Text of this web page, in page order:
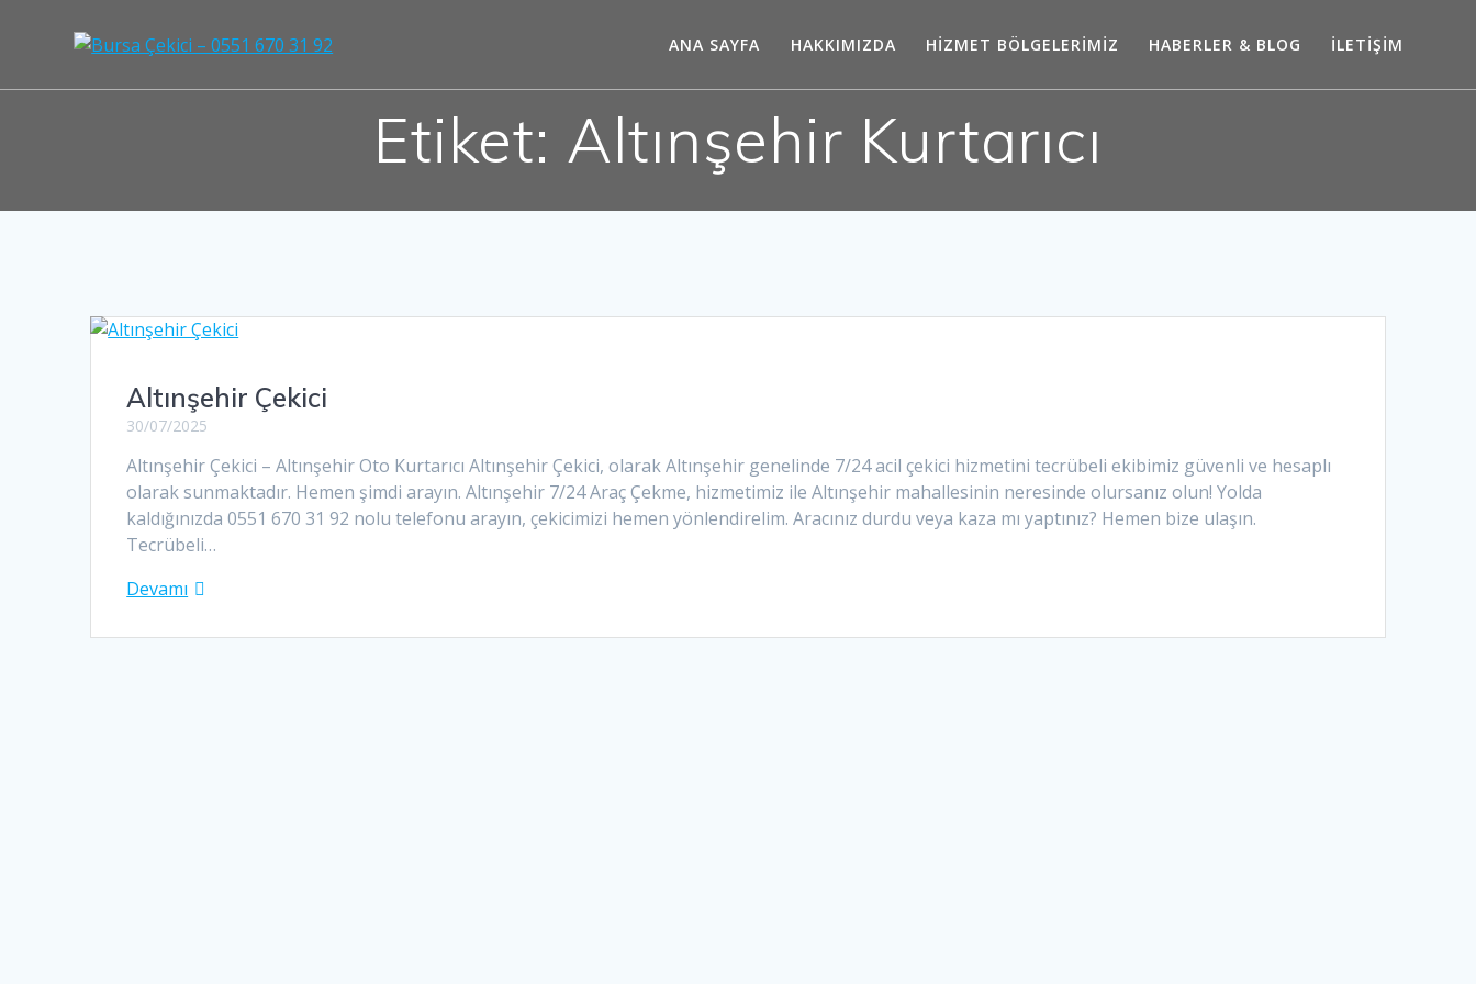
ANA SAYFA HAKKIMIZDA HİZMET BÖLGELERİMİZ HABERLER & BLOG İLETİŞİM
Etiket: Altınşehir Kurtarıcı
Altınşehir Çekici
30/07/2025
Altınşehir Çekici – Altınşehir Oto Kurtarıcı Altınşehir Çekici, olarak Altınşehir genelinde 7/24 acil çekici hizmetini tecrübeli ekibimiz güvenli ve hesaplı
olarak sunmaktadır. Hemen şimdi arayın. Altınşehir 7/24 Araç Çekme, hizmetimiz ile Altınşehir mahallesinin neresinde olursanız olun! Yolda
kaldığınızda 0551 670 31 92 nolu telefonu arayın, çekicimizi hemen yönlendirelim. Aracınız durdu veya kaza mı yaptınız? Hemen bize ulaşın.
Tecrübeli…
Devamı